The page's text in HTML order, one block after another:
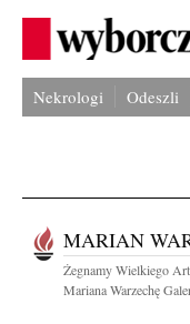
Nekrologi Odeszli
MARIAN
Żegnamy Wielkiego
Mariana Warzechę